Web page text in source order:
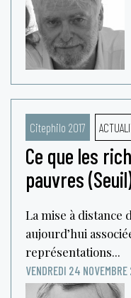
Citephilo 2017
Ce que les
pauvres
La mise à distance
aujourd’hui
représentations...
VENDREDI 24 NOVEMBRE